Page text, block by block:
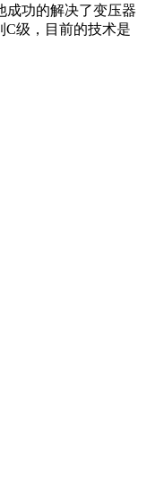
成功的解决了变压器
级，目前的技术是